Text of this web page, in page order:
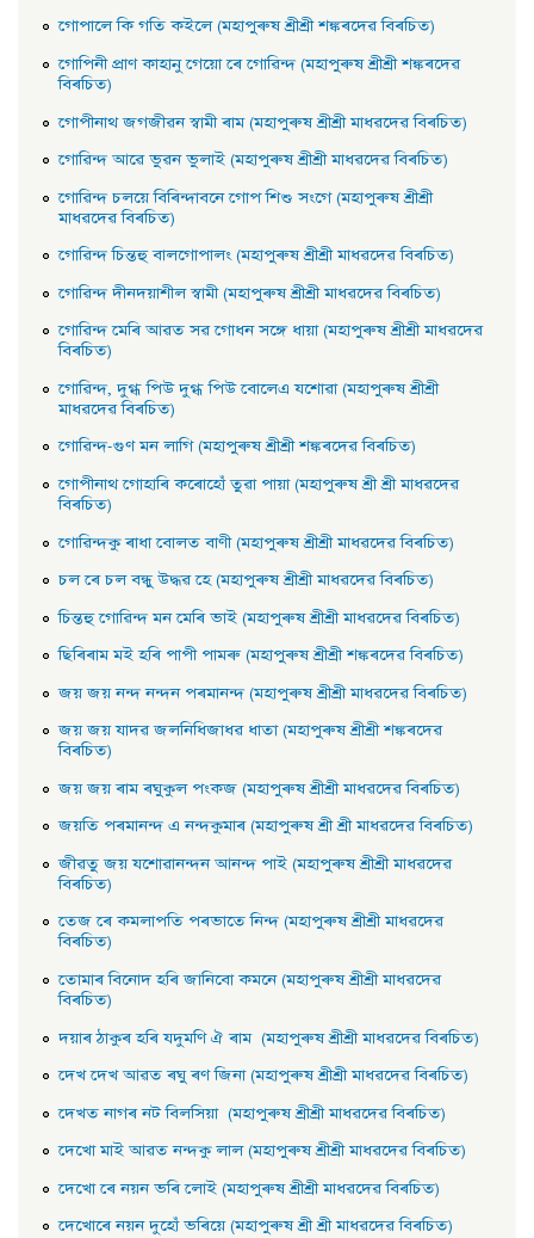
গােপালে কি গতি কইলে (মহাপুৰুষ শ্ৰীশ্ৰী শঙ্কৰদেৱ বিৰচিত)
গােপিনী প্রাণ কাহানু গেয়ো ৰে গােৱিন্দ (মহাপুৰুষ শ্ৰীশ্ৰী শঙ্কৰদেৱ
বিৰচিত)
গােপীনাথ জগজীৱন স্বামী ৰাম (মহাপুৰুষ শ্ৰীশ্ৰী মাধৱদেৱ বিৰচিত)
গােৱিন্দ আৱে ভুৱন ভুলাই (মহাপুৰুষ শ্ৰীশ্ৰী মাধৱদেৱ বিৰচিত)
গােৱিন্দ চলয়ে বিৰিন্দাবনে গােপ শিশু সংগে (মহাপুৰুষ শ্ৰীশ্ৰী
মাধৱদেৱ বিৰচিত)
গােৱিন্দ চিন্তহু বালগােপালং (মহাপুৰুষ শ্ৰীশ্ৰী মাধৱদেৱ বিৰচিত)
গােৱিন্দ দীনদয়াশীল স্বামী (মহাপুৰুষ শ্ৰীশ্ৰী মাধৱদেৱ বিৰচিত)
গােৱিন্দ মেৰি আৱত সৱ গােধন সঙ্গে ধায়া (মহাপুৰুষ শ্ৰীশ্ৰী মাধৱদেৱ
বিৰচিত)
গােৱিন্দ, দুগ্ধ পিউ দুগ্ধ পিউ বােলেএ যশােৱা (মহাপুৰুষ শ্ৰীশ্ৰী
মাধৱদেৱ বিৰচিত)
গােৱিন্দ-গুণ মন লাগি (মহাপুৰুষ শ্ৰীশ্ৰী শঙ্কৰদেৱ বিৰচিত)
গােপীনাথ গােহাৰি কৰােহোঁ তুৱা পায়া (মহাপুৰুষ শ্ৰী শ্ৰী মাধৱদেৱ
বিৰচিত)
গােৱিন্দকু ৰাধা বােলত বাণী (মহাপুৰুষ শ্ৰীশ্ৰী মাধৱদেৱ বিৰচিত)
চল ৰে চল বন্ধু উদ্ধৱ হে (মহাপুৰুষ শ্ৰীশ্ৰী মাধৱদেৱ বিৰচিত)
চিন্তহু গােৱিন্দ মন মেৰি ভাই (মহাপুৰুষ শ্ৰীশ্ৰী মাধৱদেৱ বিৰচিত)
ছিৰিৰাম মই হৰি পাপী পামৰু (মহাপুৰুষ শ্ৰীশ্ৰী শঙ্কৰদেৱ বিৰচিত)
জয় জয় নন্দ নন্দন পৰমানন্দ (মহাপুৰুষ শ্ৰীশ্ৰী মাধৱদেৱ বিৰচিত)
জয় জয় যাদৱ জলনিধিজাধৱ ধাতা (মহাপুৰুষ শ্ৰীশ্ৰী শঙ্কৰদেৱ
বিৰচিত)
জয় জয় ৰাম ৰঘুকুল পংকজ (মহাপুৰুষ শ্ৰীশ্ৰী মাধৱদেৱ বিৰচিত)
জয়তি পৰমানন্দ এ নন্দকুমাৰ (মহাপুৰুষ শ্ৰী শ্ৰী মাধৱদেৱ বিৰচিত)
জীৱতু জয় যশােৱানন্দন আনন্দ পাই (মহাপুৰুষ শ্ৰীশ্ৰী মাধৱদেৱ
বিৰচিত)
তেজ ৰে কমলাপতি পৰভাতে নিন্দ (মহাপুৰুষ শ্ৰীশ্ৰী মাধৱদেৱ
বিৰচিত)
তােমাৰ বিনােদ হৰি জানিবো কমনে (মহাপুৰুষ শ্ৰীশ্ৰী মাধৱদেৱ
বিৰচিত)
দয়াৰ ঠাকুৰ হৰি যদুমণি ঐ ৰাম (মহাপুৰুষ শ্ৰীশ্ৰী মাধৱদেৱ বিৰচিত)
দেখ দেখ আৱত ৰঘু ৰণ জিনা (মহাপুৰুষ শ্ৰীশ্ৰী মাধৱদেৱ বিৰচিত)
দেখত নাগৰ নট বিলসিয়া (মহাপুৰুষ শ্ৰীশ্ৰী মাধৱদেৱ বিৰচিত)
দেখাে মাই আৱত নন্দকু লাল (মহাপুৰুষ শ্ৰীশ্ৰী মাধৱদেৱ বিৰচিত)
দেখাে ৰে নয়ন ভৰি লােই (মহাপুৰুষ শ্ৰীশ্ৰী মাধৱদেৱ বিৰচিত)
দেখােৰে নয়ন দুহোঁ ভৰিয়ে (মহাপুৰুষ শ্ৰী শ্ৰী মাধৱদেৱ বিৰচিত)